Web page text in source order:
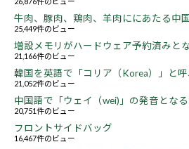
牛肉、豚肉、鶏肉、羊肉ににあたる中
25,449件のビュー
増設メモリがハードウェア予約済みと
21,166件のビュー
韓国を英語で「コリア（Korea）」と
21,052件のビュー
中国語で「ウェイ（wei)」の発音とな
20,751件のビュー
フロントサイドバッグ
16,467件のビュー